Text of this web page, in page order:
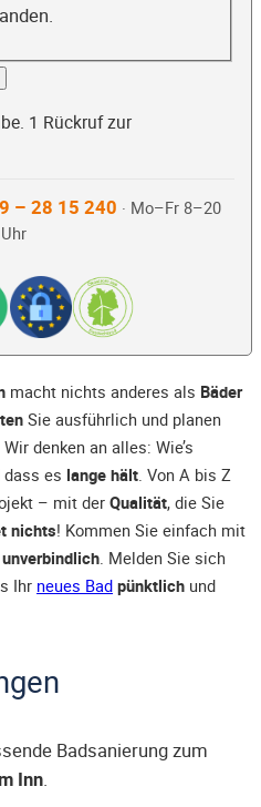
1 Rückruf zur
– 28 15 240 · Mo–Fr 8–20
Uhr
macht nichts anderes als Bäder
Sie ausführlich und planen
denken an alles: Wie’s
dass es lange hält. Von A bis Z
– mit der Qualität, die Sie
nichts! Kommen Sie einfach mit
. Melden Sie sich
Ihr neues Bad pünktlich und
Badsanierung zum
Inn.